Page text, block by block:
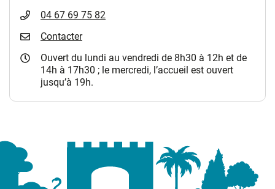
04 67 69 75 82
Contacter
Ouvert du lundi au vendredi de 8h30 à 12h et de
14h à 17h30 ; le mercredi, l’accueil est ouvert
jusqu’à 19h.